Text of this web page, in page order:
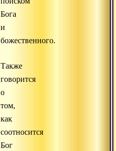
Бога
и
божественного.
Также
говорится
о
том,
как
соотносится
Бог